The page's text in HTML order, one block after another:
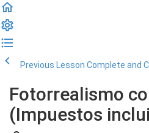
Previous Lesson Complete and
Fotorrealismo
(Impuestos